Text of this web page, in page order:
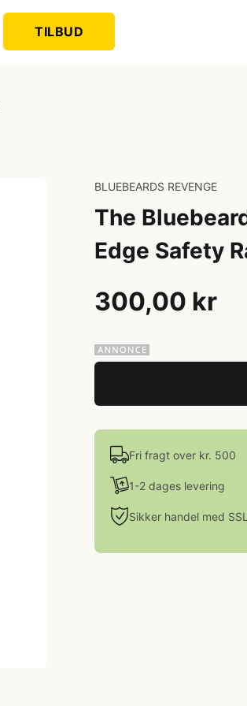
TILBUD
BLUEBEARDS REVENGE
The
Edge Safety
300,00 kr
Fri fragt over kr. 500
1-2 dages levering
Sikker handel med SSL